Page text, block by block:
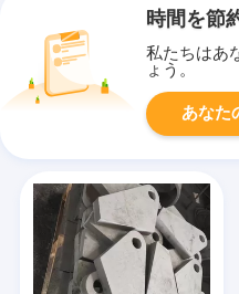
時間を節
私たちはあ
ょう。
あなた